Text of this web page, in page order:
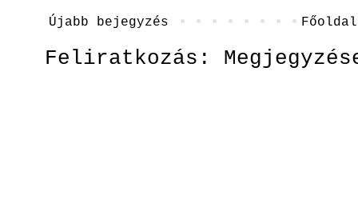
Újabb bejegyzés Főoldal
Feliratkozás: